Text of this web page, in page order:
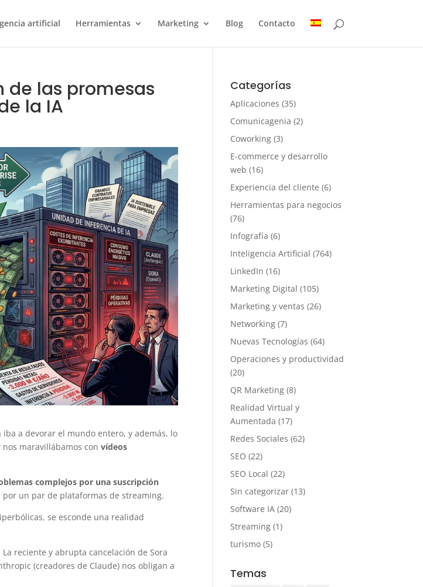
artificial Herramientas Marketing Blog Contacto
de las promesas
la IA
a devorar el mundo entero, y además, lo
maravillábamos con vídeos
complejos por una suscripción
un par de plataformas de streaming.
se esconde una realidad
reciente y abrupta cancelación de Sora
(creadores de Claude) nos obligan a
Categorías
Aplicaciones (35)
Comunicagenia (2)
Coworking (3)
E-commerce y desarrollo
web (16)
Experiencia del cliente (6)
Herramientas para negocios
(76)
Infografía (6)
Inteligencia Artificial (764)
LinkedIn (16)
Marketing Digital (105)
Marketing y ventas (26)
Networking (7)
Nuevas Tecnologías (64)
Operaciones y productividad
(20)
QR Marketing (8)
Realidad Virtual y
Aumentada (17)
Redes Sociales (62)
SEO (22)
SEO Local (22)
Sin categorizar (13)
Software IA (20)
Streaming (1)
turismo (5)
Temas